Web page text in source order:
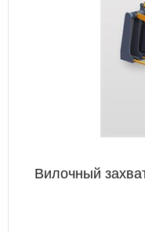
Вилочный